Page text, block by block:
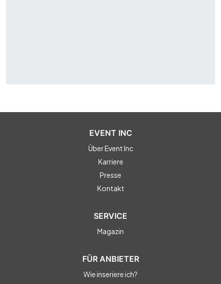
EVENT INC
Über Event Inc
Karriere
Presse
Kontakt
SERVICE
Magazin
FÜR ANBIETER
Wie inseriere ich?